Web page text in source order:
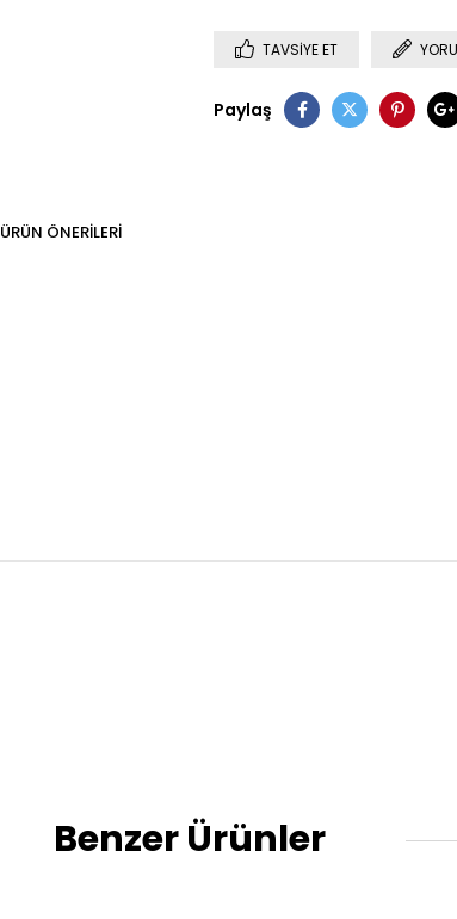
TAVSIYE ET
Paylaş
ÜRÜN ÖNERILERI
Benzer Ürünler